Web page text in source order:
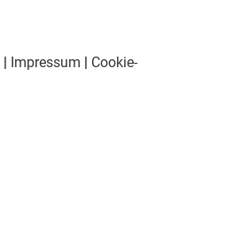
| Impressum | Cookie-